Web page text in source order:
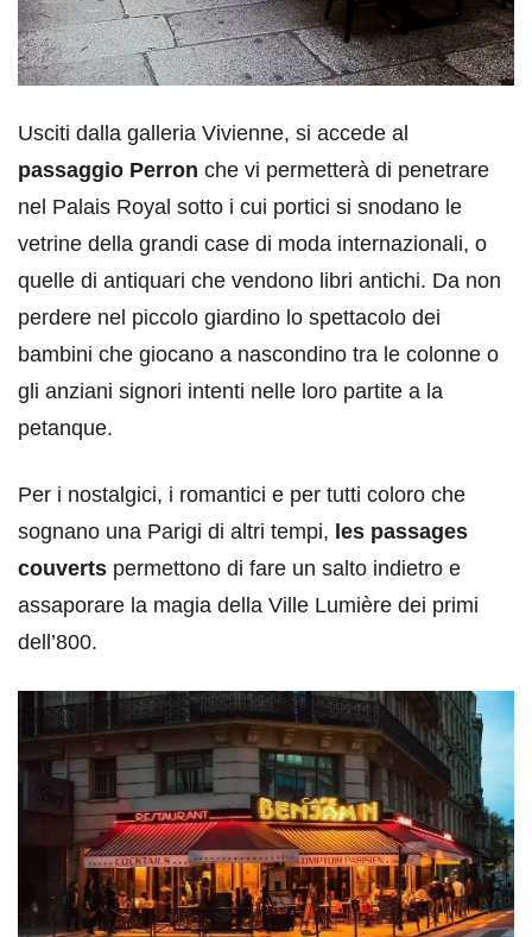
Usciti dalla galleria Vivienne, si accede al
passaggio Perron che vi permetterà di penetrare
nel Palais Royal sotto i cui portici si snodano le
vetrine della grandi case di moda internazionali, o
quelle di antiquari che vendono libri antichi. Da non
perdere nel piccolo giardino lo spettacolo dei
bambini che giocano a nascondino tra le colonne o
gli anziani signori intenti nelle loro partite a la
petanque.
Per i nostalgici, i romantici e per tutti coloro che
sognano una Parigi di altri tempi, les passages
couverts permettono di fare un salto indietro e
assaporare la magia della Ville Lumière dei primi
dell’800.